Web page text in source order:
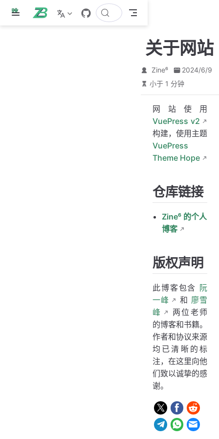
跳
关于网站
Zine⁶
2024/6/9
小于 1 分钟
网站使用
VuePress v2
构建，使用主题
VuePress
Theme Hope
仓库链接
Zine⁶ 的个人
博客
版权声明
此博客包含 阮
一峰
和 廖雪
峰
两位老师
的博客和书籍。
作者和协议来源
均已清晰的标
注，在这里向他
们致以诚挚的感
谢。